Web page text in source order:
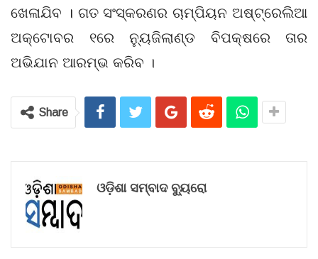
ଖେଳାଯିବ । ଗତ ସଂସ୍କରଣର ଚାମ୍ପିୟନ ଅଷ୍ଟ୍ରେଲିଆ
ଅକ୍ଟୋବର ୧ରେ ନ୍ୟୁଜିଲାଣ୍ଡ ବିପକ୍ଷରେ ତାର
ଅଭିଯାନ ଆରମ୍ଭ କରିବ ।
Share
ଓଡ଼ିଶା ସମ୍ବାଦ ବ୍ୟୁରୋ